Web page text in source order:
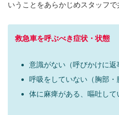
いうことをあらかじめスタッフで
救急車を呼ぶべき症状・状態
意識がない（呼びかけに返
呼吸をしていない（胸部・
体に麻痺がある、嘔吐して